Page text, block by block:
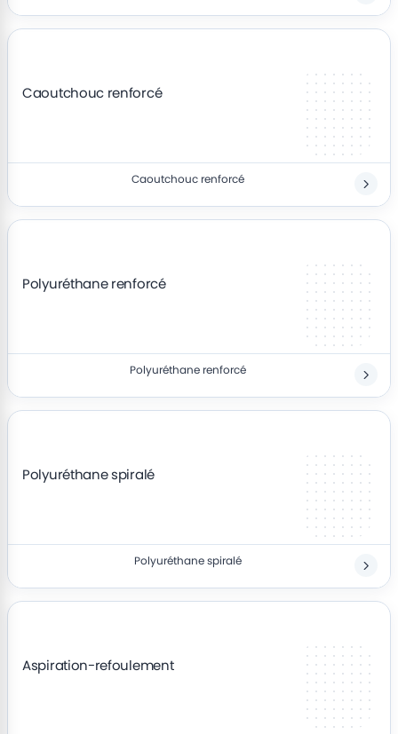
Caoutchouc renforcé
Caoutchouc renforcé
Polyuréthane renforcé
Polyuréthane renforcé
Polyuréthane spiralé
Polyuréthane spiralé
Aspiration-refoulement